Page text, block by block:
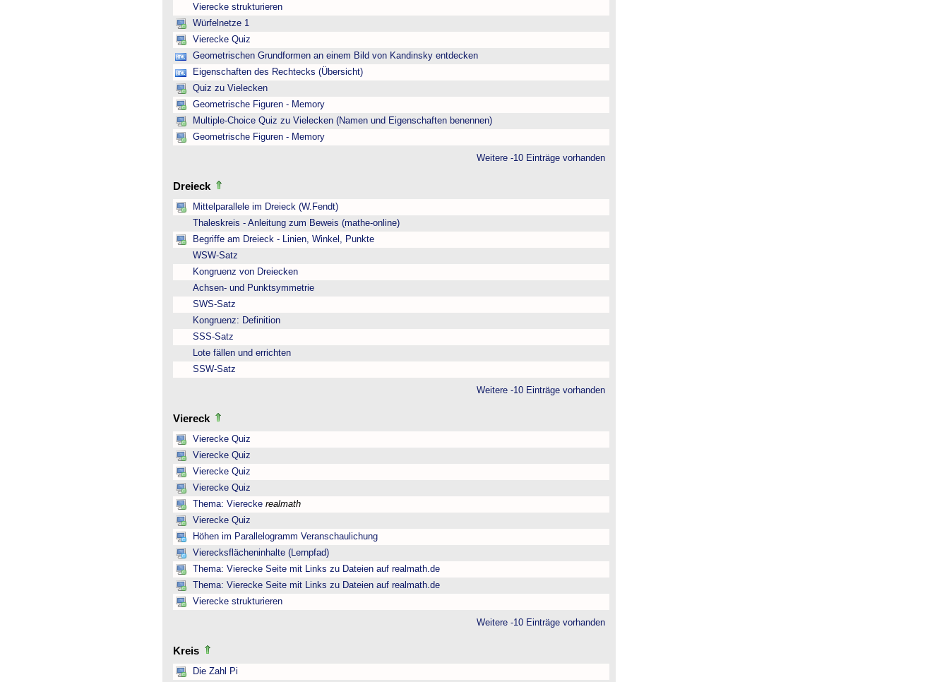
Vierecke strukturieren
Würfelnetze 1
Vierecke Quiz
Geometrischen Grundformen an einem Bild von Kandinsky entdecken
Eigenschaften des Rechtecks (Übersicht)
Quiz zu Vielecken
Geometrische Figuren - Memory
Multiple-Choice Quiz zu Vielecken (Namen und Eigenschaften benennen)
Geometrische Figuren - Memory
Weitere -10 Einträge vorhanden
Dreieck
Mittelparallele im Dreieck (W.Fendt)
Thaleskreis - Anleitung zum Beweis (mathe-online)
Begriffe am Dreieck - Linien, Winkel, Punkte
WSW-Satz
Kongruenz von Dreiecken
Achsen- und Punktsymmetrie
SWS-Satz
Kongruenz: Definition
SSS-Satz
Lote fällen und errichten
SSW-Satz
Weitere -10 Einträge vorhanden
Viereck
Vierecke Quiz
Vierecke Quiz
Vierecke Quiz
Vierecke Quiz
Thema: Vierecke realmath
Vierecke Quiz
Höhen im Parallelogramm Veranschaulichung
Vierecksflächeninhalte (Lernpfad)
Thema: Vierecke Seite mit Links zu Dateien auf realmath.de
Thema: Vierecke Seite mit Links zu Dateien auf realmath.de
Vierecke strukturieren
Weitere -10 Einträge vorhanden
Kreis
Die Zahl Pi